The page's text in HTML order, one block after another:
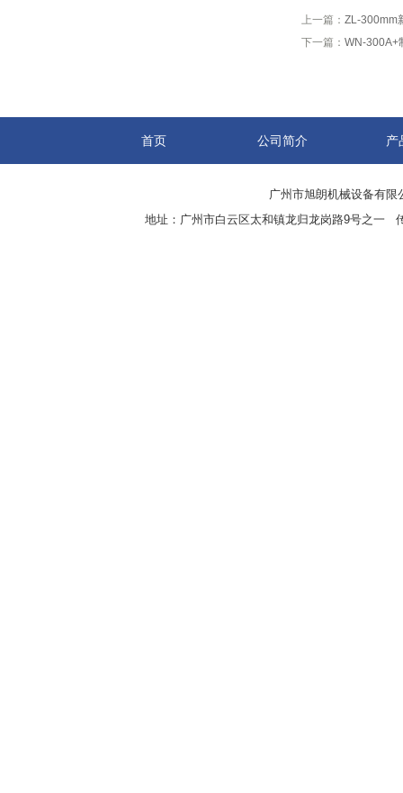
上一篇： ZL-300mm
下一篇： WN-300A+
首页 公司简介 产
广州市旭朗机械设备有限
地址：广州市白云区太和镇龙归龙岗路9号之一